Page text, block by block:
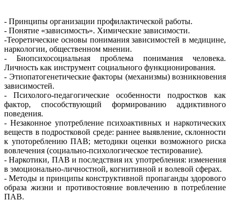
- Принципы организации профилактической работы.
- Понятие «зависимость». Химические зависимости.
-Теоретические основы понимания зависимостей в медицине,
наркологии, общественном мнении.
- Биопсихосоциальная проблема понимания человека.
Личность как инструмент социального функционирования.
- Этиопатогенетические факторы (механизмы) возникновения
зависимостей.
- Психолого-педагогические особенности подростков как
фактор, способствующий формированию аддиктивного
поведения.
- Незаконное употребление психоактивных и наркотических
веществ в подростковой среде: раннее выявление, склонности
к употореблению ПАВ; методики оценки возможного риска
вовлечения (социально-психологическое тестирование).
- Наркотики, ПАВ и последствия их употребления: изменения
в эмоционально-личностной, когнитивной и волевой сферах.
- Методы и принципы конструктивной пропаганды здорового
образа жизни и противостояние вовлечению в потребление
ПАВ.